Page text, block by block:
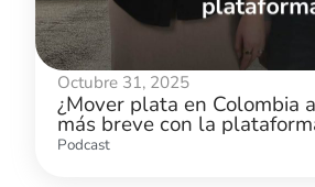
Octubre 31, 2025
¿Mover plata en Colombia
más breve con la
Podcast